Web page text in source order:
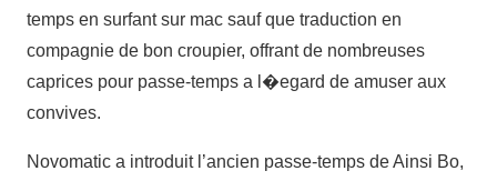
temps en surfant sur mac sauf que traduction en
compagnie de bon croupier, offrant de nombreuses
caprices pour passe-temps a l�egard de amuser aux
convives.
Novomatic a introduit l’ancien passe-temps de Ainsi Bo,